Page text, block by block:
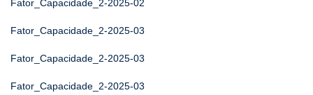
Fator_Capacidade_2-2025-02
Fator_Capacidade_2-2025-03
Fator_Capacidade_2-2025-03
Fator_Capacidade_2-2025-03